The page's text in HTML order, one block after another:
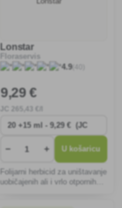
Lonstar
Floraservis
4.9(40)
9,29 €
265
− + U košaricu
Folijarni herbicid za uništavanje
uobičajenih ali i vrlo otpornih